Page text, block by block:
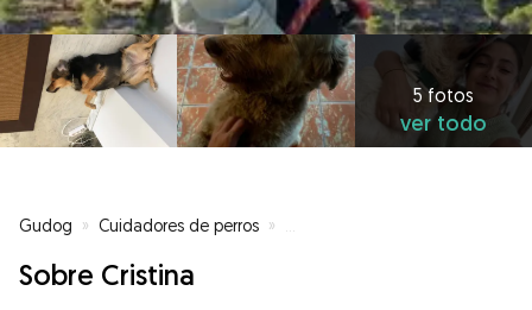
5 fotos
ver todo
Gudog » Cuidadores de perros »
Sobre Cristina